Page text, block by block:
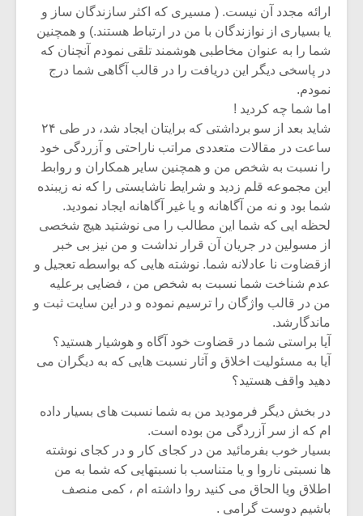
ارائه مجدد آن نیست. ( مسیری که اکثر سازندگان ساز و
یا بسیاری از نوازندگان با من در ارتباط هستند.) و همچنین
شما را به عنوان مخاطبی هوشمند تلقی نمودم آنچنان که
در پاسخی دیگر این دریافت را در قالب آگاهی شما درج
نمودم.
اما شما چه کردید !
شاید بعد از سو برداشتی که برایتان ایجاد شد، در طی ۲۴
ساعت در مقالات متعددی مراتب ناراحتی و آزردگی خود
را نسبت به شخص من و همچنین سایر همکاران و روابط
این مجموعه قلم زدید و شرایط ناشایستی را که نه زیبنده
شما بود و نه من آگاهانه و یا غیر آگاهانه ایجاد نمودید.
لحظه ایی که شما این مطالب را می نوشتید هیچ شخصی
از مسولین در جریان آن قرار نداشت و من نیز بی خبر
ازقضاوت نا عادلانه شما. نوشته هایی که بواسطه تعجیل و
عدم شناخت شما نسبت به شخص من ، فضایی برعلیه
من در قالب واژگان را ترسیم نموده و در این سایت ثبت و
ماندگارشد.
آیا براستی شما در قضاوت خود آگاه و هوشیار هستید؟
آیا به مسئولیت اخلاق و آثار نسبت هایی که به دیگران می
دهید واقف هستید؟
در بخش دیگر فرمودید من به شما نسبت های بسیار داده
ام که از سر آزردگی من بوده است.
بسیار خوب بفرمائید من در کجای کار و در کجای نوشته
ها نسبتی ناروا و یا متناسب با نسبتهایی که شما به من
اطلاق ویا الحاق می کنید روا داشته ام ، کمی منصف
باشیم دوست گرامی .